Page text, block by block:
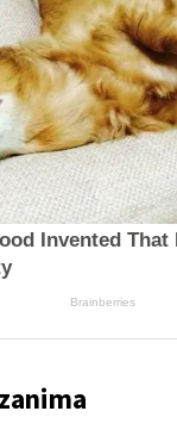
Invented That
Brainberries